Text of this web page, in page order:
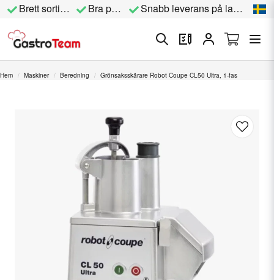
Brett sortiment Bra priser Snabb leverans på lagervara
Hem Maskiner Beredning Grönsaksskärare Robot Coupe CL50 Ultra, 1-fas